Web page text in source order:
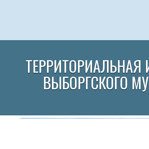
ВЫБОРГСКОГО